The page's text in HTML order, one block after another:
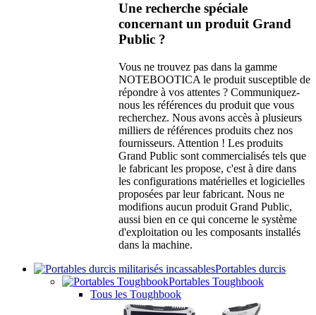
Une recherche spéciale
concernant un produit Grand
Public ?
Vous ne trouvez pas dans la gamme
NOTEBOOTICA le produit susceptible de
répondre à vos attentes ? Communiquez-
nous les références du produit que vous
recherchez. Nous avons accès à plusieurs
milliers de références produits chez nos
fournisseurs. Attention ! Les produits
Grand Public sont commercialisés tels que
le fabricant les propose, c'est à dire dans
les configurations matérielles et logicielles
proposées par leur fabricant. Nous ne
modifions aucun produit Grand Public,
aussi bien en ce qui concerne le système
d'exploitation ou les composants installés
dans la machine.
Portables durcis
Portables Toughbook
Tous les Toughbook